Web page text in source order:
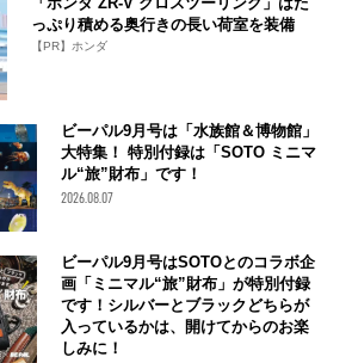
っぷり積める奥行きの長い荷室を装備
【PR】ホンダ
ビーパル9月号は「水族館＆博物館」
大特集！ 特別付録は「SOTO ミニマ
ル“旅”財布」です！
2026.08.07
ビーパル9月号はSOTOとのコラボ企
画「ミニマル“旅”財布」が特別付録
です！シルバーとブラックどちらが
入っているかは、開けてからのお楽
しみに！